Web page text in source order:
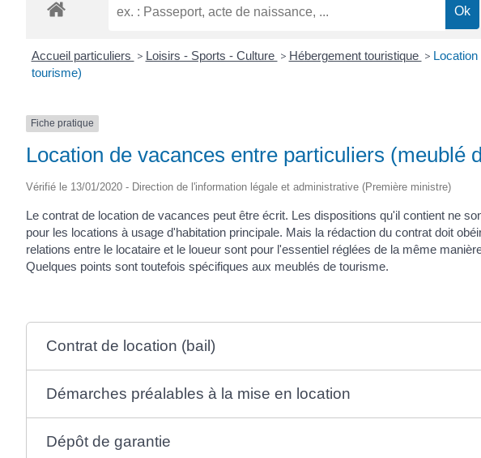
Accueil particuliers > Loisirs - Sports - Culture > Hébergement touristique >
tourisme)
Fiche pratique
Location de vacances entre particuliers (meublé
Vérifié le 13/01/2020 - Direction de l'information légale et administrative (Première ministre)
Le contrat de location de vacances peut être écrit. Les dispositions qu'il contient ne
pour les locations à usage d'habitation principale. Mais la rédaction du contrat doit
relations entre le locataire et le loueur sont pour l'essentiel réglées de la même
Quelques points sont toutefois spécifiques aux meublés de tourisme.
Contrat de location (bail)
Démarches préalables à la mise en location
Dépôt de garantie